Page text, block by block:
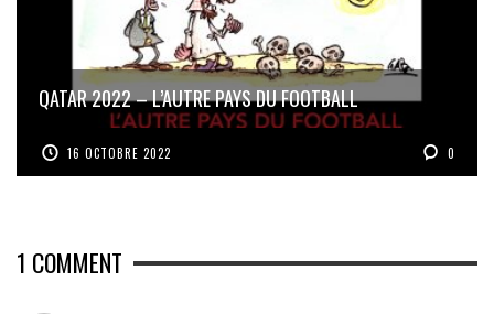
QATAR 2022 – L’AUTRE PAYS DU FOOTBALL
16 OCTOBRE 2022 0
1 COMMENT